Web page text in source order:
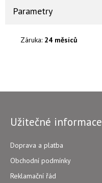
Parametry
Záruka: 24 měsíců
Užitečné informace
Doprava a platba
Obchodní podmínky
Reklamační řád